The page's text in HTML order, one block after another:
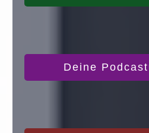
Deine